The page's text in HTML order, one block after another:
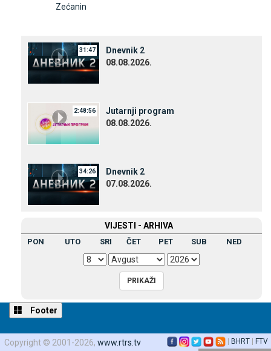
Zećanin
31:47
Dnevnik 2
08.08.2026.
2:48:56
Јutarnji program
08.08.2026.
34:26
Dnevnik 2
07.08.2026.
VIЈESTI - ARHIVA
PON UTO SRI ČET PET SUB NED
Footer
Copyright © 2001-2026, www.rtrs.tv | BHRT | FTV